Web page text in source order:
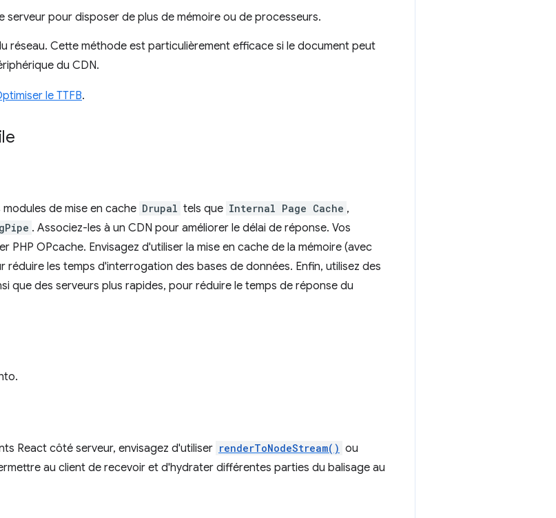
serveur pour disposer de plus de mémoire ou de processeurs.
réseau. Cette méthode est particulièrement efficace si le document peut
du CDN.
le TTFB.
de mise en cache Drupal tels que Internal Page Cache ,
. Associez-les à un CDN pour améliorer le délai de réponse. Vos
OPcache. Envisagez d'utiliser la mise en cache de la mémoire (avec
réduire les temps d'interrogation des bases de données. Enfin, utilisez des
que des serveurs plus rapides, pour réduire le temps de réponse du
React côté serveur, envisagez d'utiliser renderToNodeStream() ou
au client de recevoir et d'hydrater différentes parties du balisage au